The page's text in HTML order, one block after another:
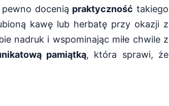
docenią praktyczność takiego
kawę lub herbatę przy okazji z
nadruk i wspominając miłe chwile z
pamiątką, która sprawi, że